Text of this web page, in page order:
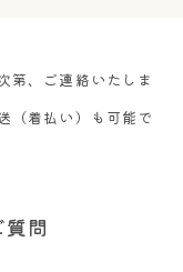
第、ご連絡いたしま
（着払い）も可能で
問